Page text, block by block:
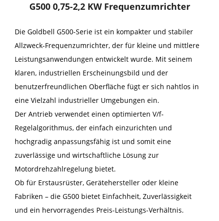
G500 0,75-2,2 KW Frequenzumrichter
Die Goldbell G500-Serie ist ein kompakter und stabiler
Allzweck-Frequenzumrichter, der für kleine und mittlere
Leistungsanwendungen entwickelt wurde. Mit seinem
klaren, industriellen Erscheinungsbild und der
benutzerfreundlichen Oberfläche fügt er sich nahtlos in
eine Vielzahl industrieller Umgebungen ein.
Der Antrieb verwendet einen optimierten V/f-
Regelalgorithmus, der einfach einzurichten und
hochgradig anpassungsfähig ist und somit eine
zuverlässige und wirtschaftliche Lösung zur
Motordrehzahlregelung bietet.
Ob für Erstausrüster, Gerätehersteller oder kleine
Fabriken – die G500 bietet Einfachheit, Zuverlässigkeit
und ein hervorragendes Preis-Leistungs-Verhältnis.